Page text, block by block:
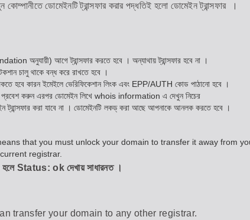
ডোমেইনটি ট্রান্সফার করার পদ্ধতিই হলো ডোমেইন ট্রান্সফার ।
অনুযায়ী) আগে ট্রান্সফার করতে হবে । অন্যাথায় ট্রান্সফার হবে না ।
চালু থাকে বন্ধ করে রাখতে হবে ।
কারন ইমেইলে ভেরিফিকেশান লিংক এবং EPP/AUTH কোড পাঠানো হবে ।
প্রবেশ করুন এরপর ডোমেইন লিখে whois information এ দেখুন নিচের
করা যাবে না । ডোমেইনটি লকড্ করা আছে আপনাকে আনলক করতে হবে ।
Status: ok দেখায় সাধারনত ।